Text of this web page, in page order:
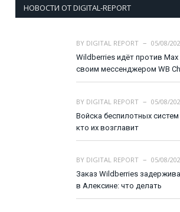
НОВОСТИ ОТ DIGITAL-REPORT
BY DIGITAL REPORT
05/08/
Wildberries идёт против Max
своим мессенджером WB
BY DIGITAL REPORT
05/08/
Войска беспилотных систем
кто их возглавит
BY DIGITAL REPORT
05/08/
Заказ Wildberries
в Алексине: что делать